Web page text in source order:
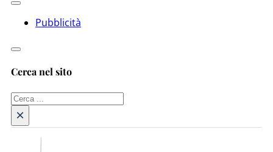
Pubblicità
Cerca nel sito
Cerca
×